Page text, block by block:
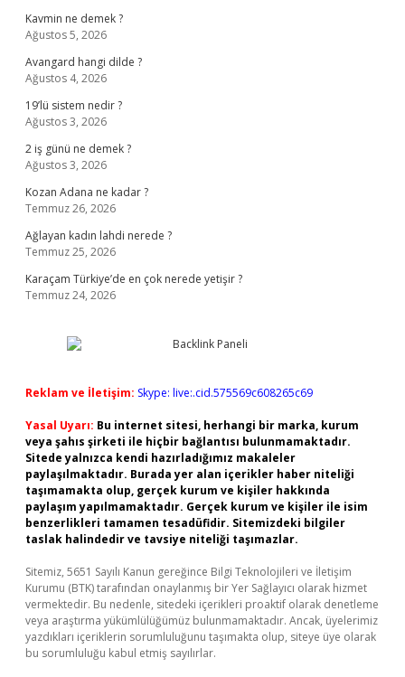
Kavmin ne demek ?
Ağustos 5, 2026
Avangard hangi dilde ?
Ağustos 4, 2026
19’lü sistem nedir ?
Ağustos 3, 2026
2 iş günü ne demek ?
Ağustos 3, 2026
Kozan Adana ne kadar ?
Temmuz 26, 2026
Ağlayan kadın lahdi nerede ?
Temmuz 25, 2026
Karaçam Türkiye’de en çok nerede yetişir ?
Temmuz 24, 2026
Reklam ve İletişim: Skype: live:.cid.575569c608265c69
Yasal Uyarı: Bu internet sitesi, herhangi bir marka, kurum
veya şahıs şirketi ile hiçbir bağlantısı bulunmamaktadır.
Sitede yalnızca kendi hazırladığımız makaleler
paylaşılmaktadır. Burada yer alan içerikler haber niteliği
taşımamakta olup, gerçek kurum ve kişiler hakkında
paylaşım yapılmamaktadır. Gerçek kurum ve kişiler ile isim
benzerlikleri tamamen tesadüfidir. Sitemizdeki bilgiler
taslak halindedir ve tavsiye niteliği taşımazlar.
Sitemiz, 5651 Sayılı Kanun gereğince Bilgi Teknolojileri ve İletişim
Kurumu (BTK) tarafından onaylanmış bir Yer Sağlayıcı olarak hizmet
vermektedir. Bu nedenle, sitedeki içerikleri proaktif olarak denetleme
veya araştırma yükümlülüğümüz bulunmamaktadır. Ancak, üyelerimiz
yazdıkları içeriklerin sorumluluğunu taşımakta olup, siteye üye olarak
bu sorumluluğu kabul etmiş sayılırlar.